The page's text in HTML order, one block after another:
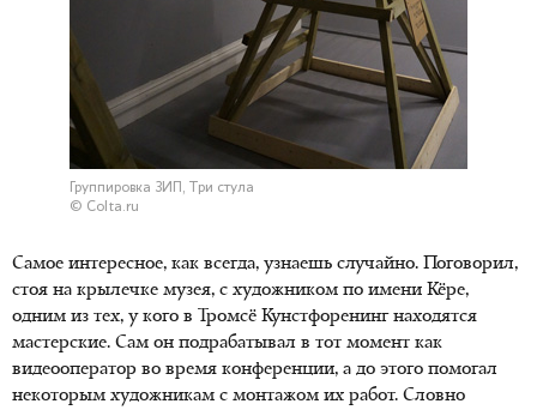
Группировка ЗИП, Три стула
© Colta.ru
Самое интересное, как всегда, узнаешь случайно. Поговорил,
стоя на крылечке музея, с художником по имени Кёре,
одним из тех, у кого в Тромсё Кунстфоренинг находятся
мастерские. Сам он подрабатывал в тот момент как
видеооператор во время конференции, а до этого помогал
некоторым художникам с монтажом их работ. Словно